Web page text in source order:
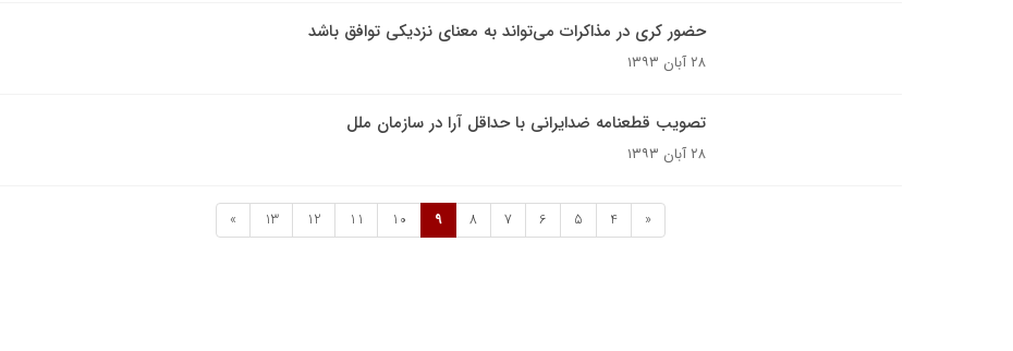
حضور کری در مذاکرات می‌تواند به معنای نزدیکی توافق باشد
۲۸ آبان ۱۳۹۳
تصویب قطعنامه ضدایرانی با حداقل آرا در سازمان ملل
۲۸ آبان ۱۳۹۳
«
4
5
6
7
8
9
10
11
12
13
»